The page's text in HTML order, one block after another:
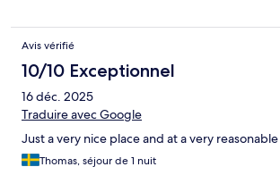
Avis vérifié
10/10 Exceptionnel
16 déc. 2025
Traduire avec Google
Just a very nice place and at a very
Thomas, séjour de 1 nuit